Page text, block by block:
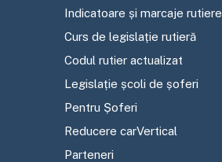
Indicatoare și marcaje rutiere
Curs de legislație rutieră
Codul rutier actualizat
Legislație școli de șoferi
Pentru Șoferi
Reducere carVertical
Parteneri